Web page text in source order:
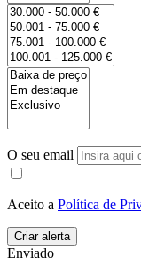
O seu email
Aceito a Política de
Enviado